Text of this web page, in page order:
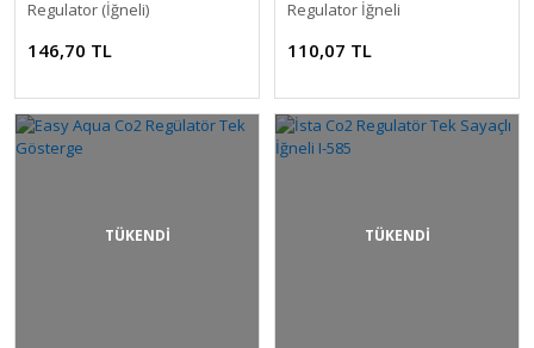
Regulator (İğneli)
146,70 TL
Regulator İğneli
110,07 TL
TÜKENDİ TÜKENDİ